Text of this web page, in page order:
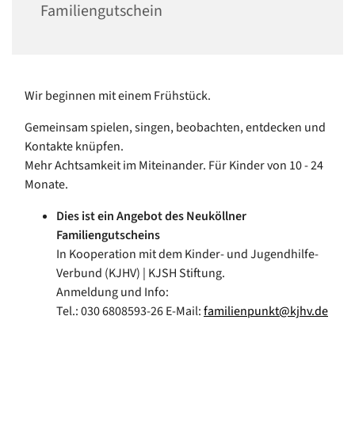
Familiengutschein
Wir beginnen mit einem Frühstück.
Gemeinsam spielen, singen, beobachten, entdecken und
Kontakte knüpfen.
Mehr Achtsamkeit im Miteinander. Für Kinder von 10 - 24
Monate.
Dies ist ein Angebot des Neuköllner
Familiengutscheins
In Kooperation mit dem Kinder- und Jugendhilfe-
Verbund (KJHV) | KJSH Stiftung.
Anmeldung und Info:
Tel.: 030 6808593-26 E-Mail:familienpunkt@kjhv.de